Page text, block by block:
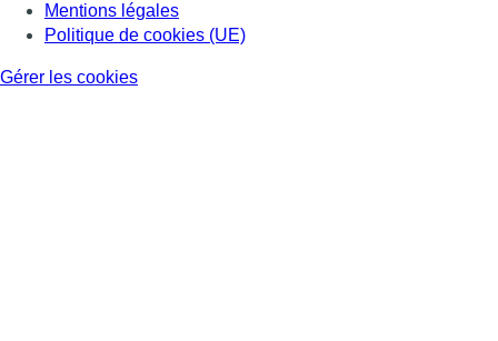
Mentions légales
Politique de cookies (UE)
Gérer les cookies